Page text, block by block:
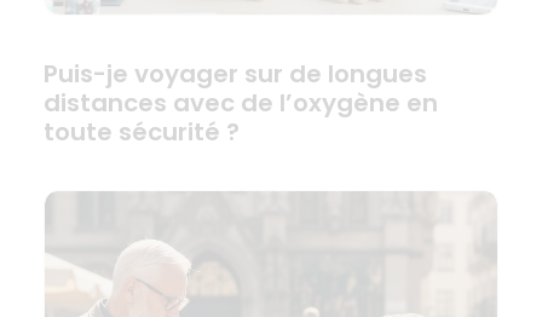
Puis-je voyager sur de longues
distances avec de l’oxygène en
toute sécurité ?